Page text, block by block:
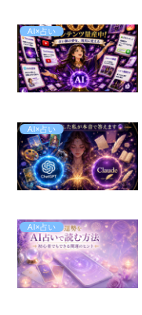
AI×占い
AI×占い
AI×占い